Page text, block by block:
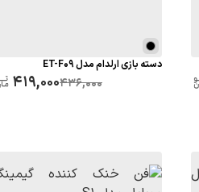
دسته بازی ارلدام مدل ET-F09
436,000
419,000